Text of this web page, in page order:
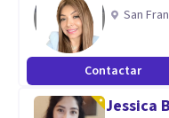
San
Contactar
Jessica